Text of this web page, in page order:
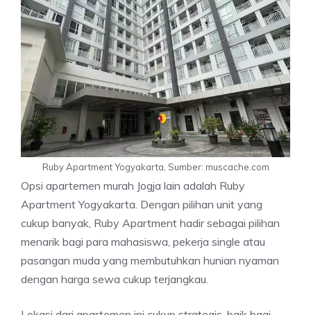
Ruby Apartment Yogyakarta, Sumber: muscache.com
Opsi apartemen murah Jogja lain adalah Ruby
Apartment Yogyakarta. Dengan pilihan unit yang
cukup banyak, Ruby Apartment hadir sebagai pilihan
menarik bagi para mahasiswa, pekerja single atau
pasangan muda yang membutuhkan hunian nyaman
dengan harga sewa cukup terjangkau.